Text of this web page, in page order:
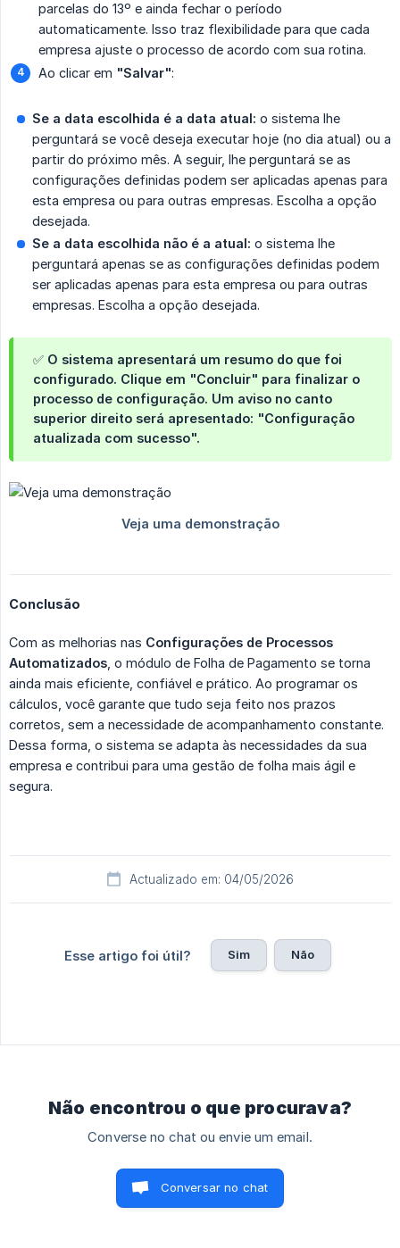
parcelas do 13º e ainda fechar o período
automaticamente. Isso traz flexibilidade para que cada
empresa ajuste o processo de acordo com sua rotina.
Ao clicar em "Salvar":
Se a data escolhida é a data atual: o sistema lhe
perguntará se você deseja executar hoje (no dia atual) ou a
partir do próximo mês. A seguir, lhe perguntará se as
configurações definidas podem ser aplicadas apenas para
esta empresa ou para outras empresas. Escolha a opção
desejada.
Se a data escolhida não é a atual: o sistema lhe
perguntará apenas se as configurações definidas podem
ser aplicadas apenas para esta empresa ou para outras
empresas. Escolha a opção desejada.
✅ O sistema apresentará um resumo do que foi
configurado. Clique em "Concluir" para finalizar o
processo de configuração. Um aviso no canto
superior direito será apresentado: "Configuração
atualizada com sucesso".
Conclusão
Com as melhorias nas Configurações de Processos
Automatizados , o módulo de Folha de Pagamento se torna
ainda mais eficiente, confiável e prático. Ao programar os
cálculos, você garante que tudo seja feito nos prazos
corretos, sem a necessidade de acompanhamento constante.
Dessa forma, o sistema se adapta às necessidades da sua
empresa e contribui para uma gestão de folha mais ágil e
segura.
Actualizado em: 04/05/2026
Esse artigo foi útil? Sim Não
Não encontrou o que procurava?
Converse no chat ou envie um email.
Conversar no chat